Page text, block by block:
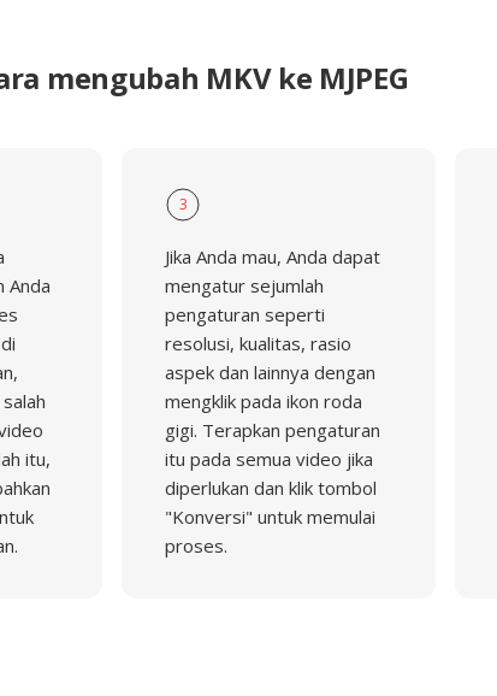
mengubah MKV ke MJPEG
Anda
itu,
3
Jika Anda mau, Anda dapat
mengatur sejumlah
pengaturan seperti
resolusi, kualitas, rasio
aspek dan lainnya dengan
mengklik pada ikon roda
gigi. Terapkan pengaturan
itu pada semua video jika
diperlukan dan klik tombol
"Konversi" untuk memulai
proses.